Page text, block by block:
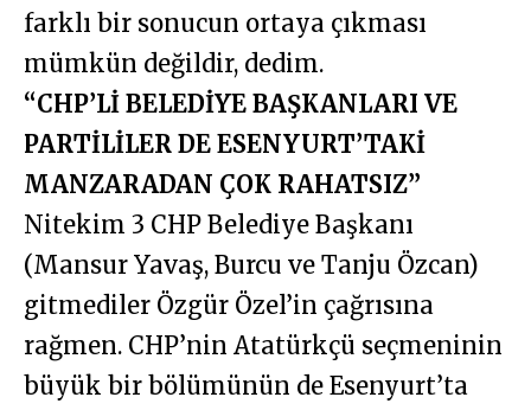
farklı bir sonucun ortaya çıkması
mümkün değildir, dedim.
“CHP’Lİ BELEDİYE BAŞKANLARI VE
PARTİLİLER DE ESENYURT’TAKİ
MANZARADAN ÇOK RAHATSIZ”
Nitekim 3 CHP Belediye Başkanı
(Mansur Yavaş, Burcu ve Tanju Özcan)
gitmediler Özgür Özel’in çağrısına
rağmen. CHP’nin Atatürkçü seçmeninin
büyük bir bölümünün de Esenyurt’ta